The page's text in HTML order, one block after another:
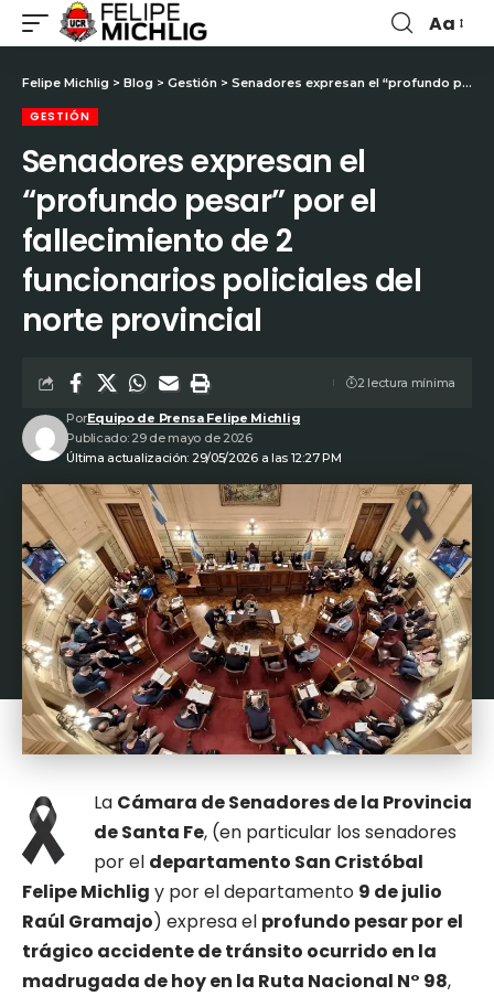
Aa
Felipe Michlig > Blog > Gestión > Senadores expresan el “profundo pesar” por el fallecimiento de 2 funcionarios policiales del norte provincial
GESTIÓN
Senadores expresan el
“profundo pesar” por el
fallecimiento de 2
funcionarios policiales del
norte provincial
Última actualización: 29/05/2026 a las 12:27 PM
PorEquipo de Prensa Felipe Michlig
Publicado: 29 de mayo de 2026
2 lectura mínima
La Cámara de Senadores de la Provincia
de Santa Fe, (en particular los senadores
por el departamento San Cristóbal
Felipe Michlig y por el departamento 9 de julio
Raúl Gramajo) expresa el profundo pesar por el
trágico accidente de tránsito ocurrido en la
madrugada de hoy en la Ruta Nacional N° 98,